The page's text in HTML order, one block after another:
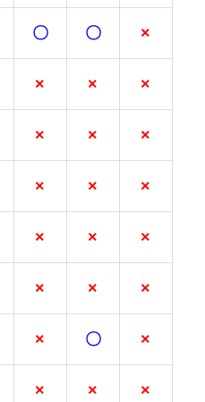
〇 〇 ×
× × ×
× × ×
× × ×
× × ×
× × ×
× 〇 ×
× × ×